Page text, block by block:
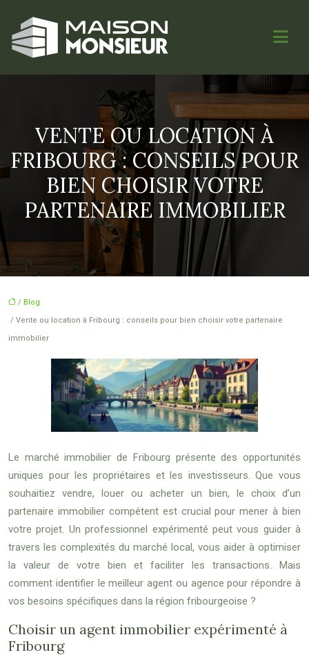
VENTE OU LOCATION À
FRIBOURG : CONSEILS POUR
BIEN CHOISIR VOTRE
PARTENAIRE IMMOBILIER
/ Blog
/ Vente ou location à Fribourg : conseils pour bien choisir votre partenaire
immobilier
Le marché immobilier de Fribourg présente des opportunités
uniques pour les propriétaires et les investisseurs. Que vous
souhaitiez vendre, louer ou acheter un bien, le choix d’un
partenaire immobilier compétent est crucial pour mener à bien
votre projet. Un professionnel expérimenté peut vous guider à
travers les complexités du marché local, vous aider à optimiser
la valeur de votre bien et faciliter les transactions. Mais
comment identifier le meilleur agent ou agence pour répondre à
vos besoins spécifiques dans la région fribourgeoise ?
Choisir un agent immobilier expérimenté à
Fribourg